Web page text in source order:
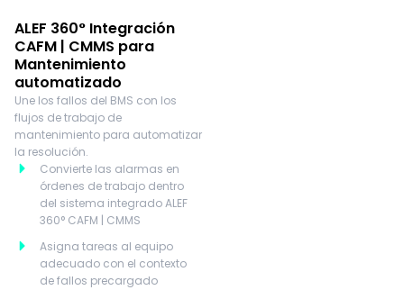
ALEF 360° Integración
CAFM | CMMS para
Mantenimiento
automatizado
Une los fallos del BMS con los
flujos de trabajo de
mantenimiento para automatizar
la resolución.
Convierte las alarmas en
órdenes de trabajo dentro
del sistema integrado ALEF
360° CAFM | CMMS
Asigna tareas al equipo
adecuado con el contexto
de fallos precargado